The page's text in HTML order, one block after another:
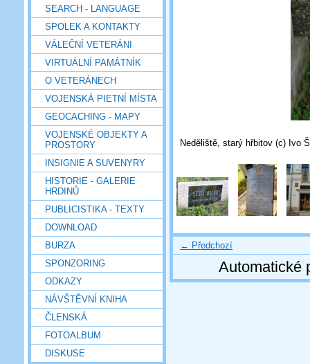
SEARCH - LANGUAGE
SPOLEK A KONTAKTY
VÁLEČNÍ VETERÁNI
VIRTUÁLNÍ PAMÁTNÍK
O VETERÁNECH
VOJENSKÁ PIETNÍ MÍSTA
GEOCACHING - MAPY
VOJENSKÉ OBJEKTY A
PROSTORY
INSIGNIE A SUVENYRY
HISTORIE - GALERIE
HRDINŮ
PUBLICISTIKA - TEXTY
DOWNLOAD
BURZA
SPONZORING
ODKAZY
NÁVŠTĚVNÍ KNIHA
ČLENSKÁ
FOTOALBUM
DISKUSE
Neděliště, starý hřbitov (c) Ivo
← Předchozí
Automatické